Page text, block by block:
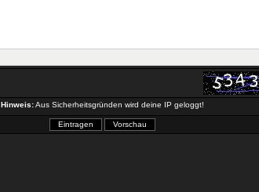
Hinweis:Aus Sicherheitsgründen wird deine IP geloggt!